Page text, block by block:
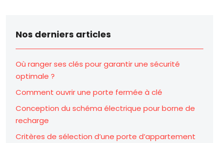
Nos derniers articles
Où ranger ses clés pour garantir une sécurité
optimale ?
Comment ouvrir une porte fermée à clé
Conception du schéma électrique pour borne de
recharge
Critères de sélection d’une porte d’appartement